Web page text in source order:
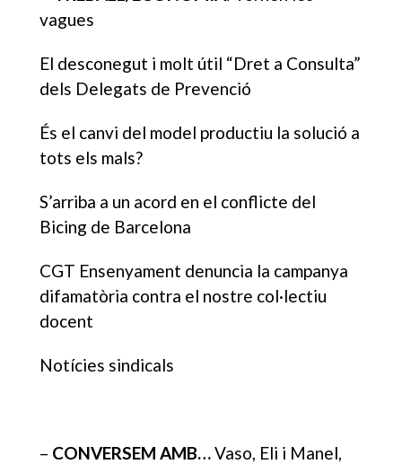
vagues
El desconegut i molt útil “Dret a Consulta”
dels Delegats de Prevenció
És el canvi del model productiu la solució a
tots els mals?
S’arriba a un acord en el conflicte del
Bicing de Barcelona
CGT Ensenyament denuncia la campanya
difamatòria contra el nostre col·lectiu
docent
Notícies sindicals
– CONVERSEM AMB…Vaso, Eli i Manel,